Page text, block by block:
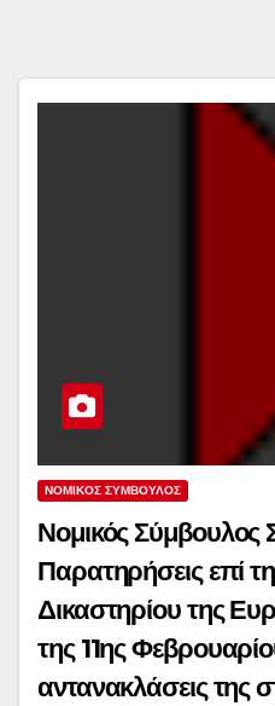
ΝΟΜΙΚΌΣ ΣΎΜΒΟΥΛΟΣ
Νομικός Σύμβουλος
Παρατηρήσεις επί
Δικαστηρίου της
της 11ης
αντανακλάσεις της